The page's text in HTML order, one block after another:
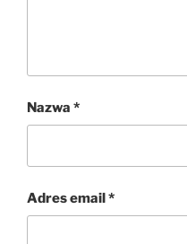
Nazwa *
Adres email*